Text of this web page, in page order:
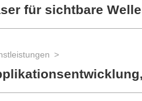
für sichtbare